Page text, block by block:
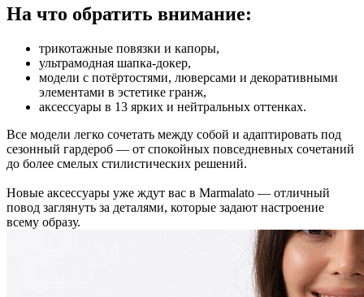
На что обратить внимание:
трикотажные повязки и капоры,
ультрамодная шапка-докер,
модели с потёртостями, люверсами и декоративными
элементами в эстетике гранж,
аксессуары в 13 ярких и нейтральных оттенках.
Все модели легко сочетать между собой и адаптировать под
сезонный гардероб — от спокойных повседневных сочетаний
до более смелых стилистических решений.
Новые аксессуары уже ждут вас в Marmalato — отличный
повод заглянуть за деталями, которые задают настроение
всему образу.